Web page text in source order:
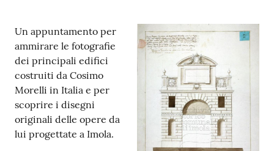
Casa
Piani
Archivio
storico
Decentrate
Un appuntamento per
ammirare le fotografie
dei principali edifici
costruiti da Cosimo
Morelli in Italia e per
scoprire i disegni
originali delle opere da
lui progettate a Imola.